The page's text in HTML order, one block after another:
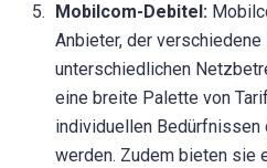
Mobilcom-Debitel:
Anbieter, der
unterschiedlichen
eine breite Palette von
individuellen Bedürfnissen
werden. Zudem bieten sie